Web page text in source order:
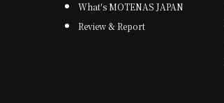
What's MOTENAS JAPAN
Review & Report